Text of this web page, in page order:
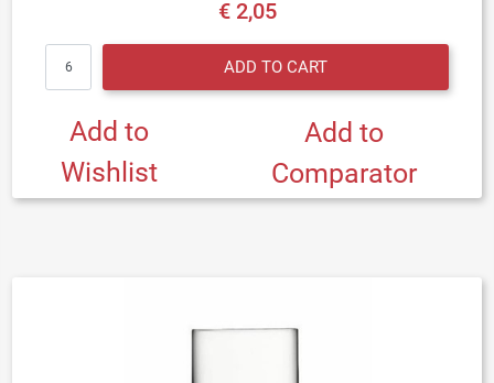
€ 2,05
ADD TO CART
Add to
Wishlist
Add to
Comparator